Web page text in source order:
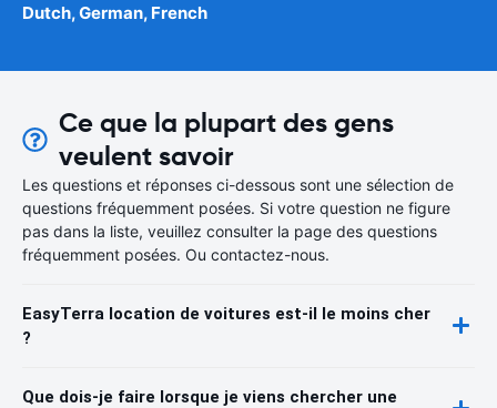
Dutch, German, French
Ce que la plupart des gens
veulent savoir
Les questions et réponses ci-dessous sont une sélection de
questions fréquemment posées. Si votre question ne figure
pas dans la liste, veuillez consulter la page des questions
fréquemment posées. Ou contactez-nous.
EasyTerra location de voitures est-il le moins cher
?
Que dois-je faire lorsque je viens chercher une